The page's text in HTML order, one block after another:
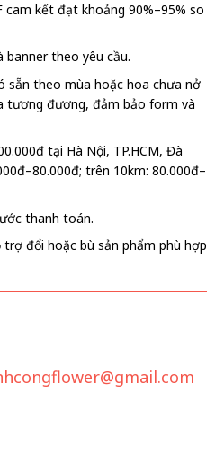
cam kết đạt khoảng 90%–95% so
theo yêu cầu.
sẵn theo mùa hoặc hoa chưa nở
tương đương, đảm bảo form và
tại Hà Nội, TP.HCM, Đà
trên 10km: 80.000đ–
thanh toán.
trợ đổi hoặc bù sản phẩm phù hợp